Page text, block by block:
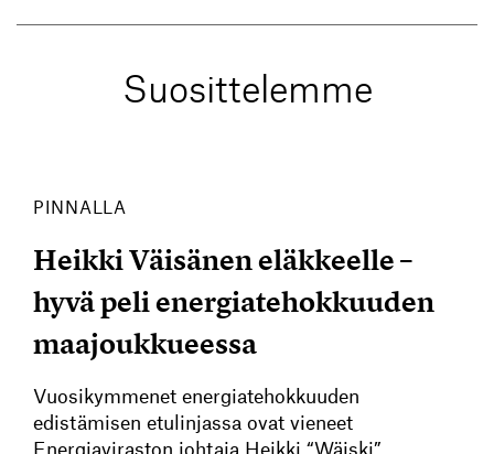
Suosittelemme
PINNALLA
Heikki Väisänen eläkkeelle –
hyvä peli energiatehokkuuden
maajoukkueessa
Vuosikymmenet energiatehokkuuden
edistämisen etulinjassa ovat vieneet
Energiaviraston johtaja Heikki “Wäiski”